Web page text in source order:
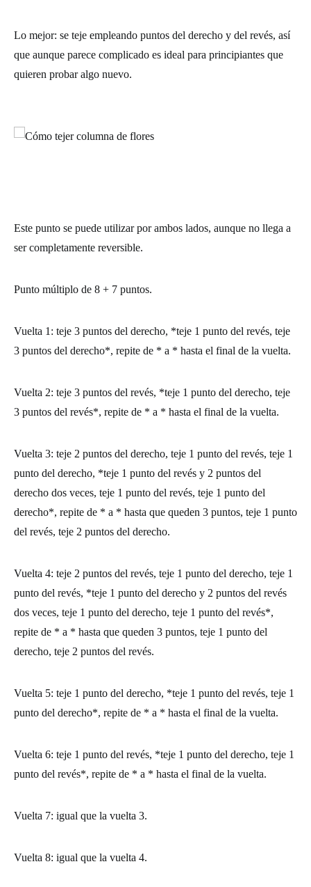
Lo mejor: se teje empleando puntos del derecho y del revés, así
que aunque parece complicado es ideal para principiantes que
quieren probar algo nuevo.
Este punto se puede utilizar por ambos lados, aunque no llega a
ser completamente reversible.
Punto múltiplo de 8 + 7 puntos.
Vuelta 1: teje 3 puntos del derecho, *teje 1 punto del revés, teje
3 puntos del derecho*, repite de * a * hasta el final de la vuelta.
Vuelta 2: teje 3 puntos del revés, *teje 1 punto del derecho, teje
3 puntos del revés*, repite de * a * hasta el final de la vuelta.
Vuelta 3: teje 2 puntos del derecho, teje 1 punto del revés, teje 1
punto del derecho, *teje 1 punto del revés y 2 puntos del
derecho dos veces, teje 1 punto del revés, teje 1 punto del
derecho*, repite de * a * hasta que queden 3 puntos, teje 1 punto
del revés, teje 2 puntos del derecho.
Vuelta 4: teje 2 puntos del revés, teje 1 punto del derecho, teje 1
punto del revés, *teje 1 punto del derecho y 2 puntos del revés
dos veces, teje 1 punto del derecho, teje 1 punto del revés*,
repite de * a * hasta que queden 3 puntos, teje 1 punto del
derecho, teje 2 puntos del revés.
Vuelta 5: teje 1 punto del derecho, *teje 1 punto del revés, teje 1
punto del derecho*, repite de * a * hasta el final de la vuelta.
Vuelta 6: teje 1 punto del revés, *teje 1 punto del derecho, teje 1
punto del revés*, repite de * a * hasta el final de la vuelta.
Vuelta 7: igual que la vuelta 3.
Vuelta 8: igual que la vuelta 4.